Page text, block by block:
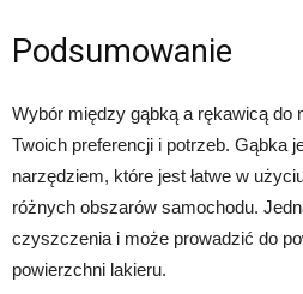
Podsumowanie
Wybór między gąbką a rękawicą do
Twoich preferencji i potrzeb. Gąbka
narzędziem, które jest łatwe w
różnych obszarów samochodu.
czyszczenia i może prowadzić do
powierzchni lakieru.